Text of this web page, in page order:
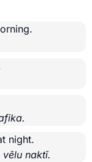
night.
naktī.